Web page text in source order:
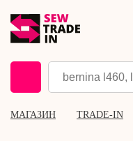
МАГАЗИН TRADE-IN